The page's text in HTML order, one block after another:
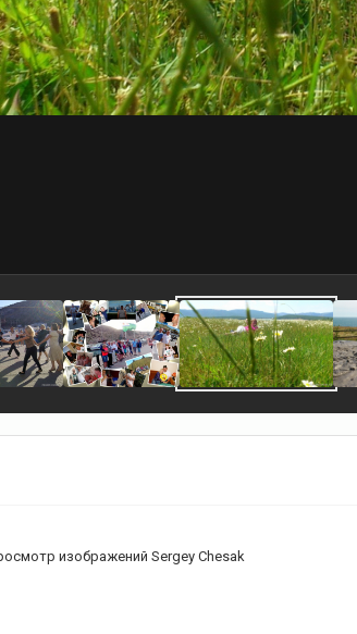
изображений Sergey Chesak